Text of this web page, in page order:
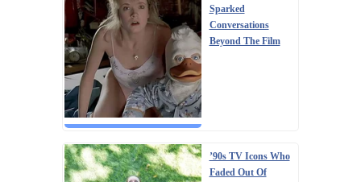
Sparked
Conversations
Beyond The Film
’90s TV Icons Who
Faded Out Of